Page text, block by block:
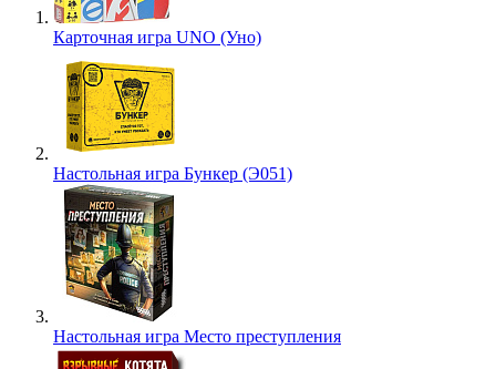
Карточная игра UNO (Уно)
Настольная игра Бункер (Э051)
Настольная игра Место преступления